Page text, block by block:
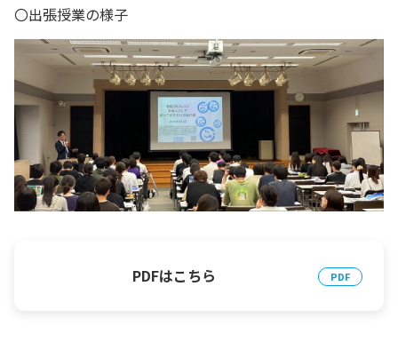
〇出張授業の様子
PDFはこちら